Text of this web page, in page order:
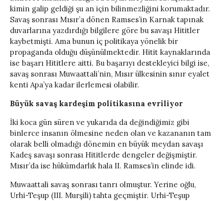
kimin galip geldiği şu an için bilinmezliğini korumaktadır.
Savaş sonrası Mısır’a dönen Ramses’in Karnak tapınak
duvarlarına yazdırdığı bilgilere göre bu savaşı Hititler
kaybetmişti. Ama bunun iç politikaya yönelik bir
propaganda olduğu düşünülmektedir. Hitit kaynaklarında
ise başarı Hititlere aitti. Bu başarıyı destekleyici bilgi ise,
savaş sonrası Muwaattali’nin, Mısır ülkesinin sınır eyalet
kenti Apa’ya kadar ilerlemesi olabilir.
Büyük savaş kardeşim politikasına evriliyor
İki koca gün süren ve yukarıda da değindiğimiz gibi
binlerce insanın ölmesine neden olan ve kazananın tam
olarak belli olmadığı dönemin en büyük meydan savaşı
Kadeş savaşı sonrası Hititlerde dengeler değişmiştir.
Mısır’da ise hükümdarlık hala II. Ramses’in elinde idi.
Muwaattali savaş sonrası tanrı olmuştur. Yerine oğlu,
Urhi-Teşup (III. Murşili) tahta geçmiştir. Urhi-Teşup